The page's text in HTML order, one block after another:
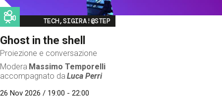
Image
TECH,SIGIRA!@STEP
Ghost in the shell
Proiezione e conversazione
Modera Massimo Temporelli
accompagnato da Luca Perri
26 Nov 2026 / 19:00 - 22:00